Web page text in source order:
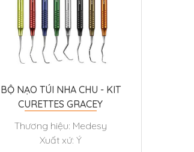
BỘ NẠO TÚI NHA CHU - KIT
CURETTES GRACEY
Thương hiệu: Medesy
Xuất xứ: Ý